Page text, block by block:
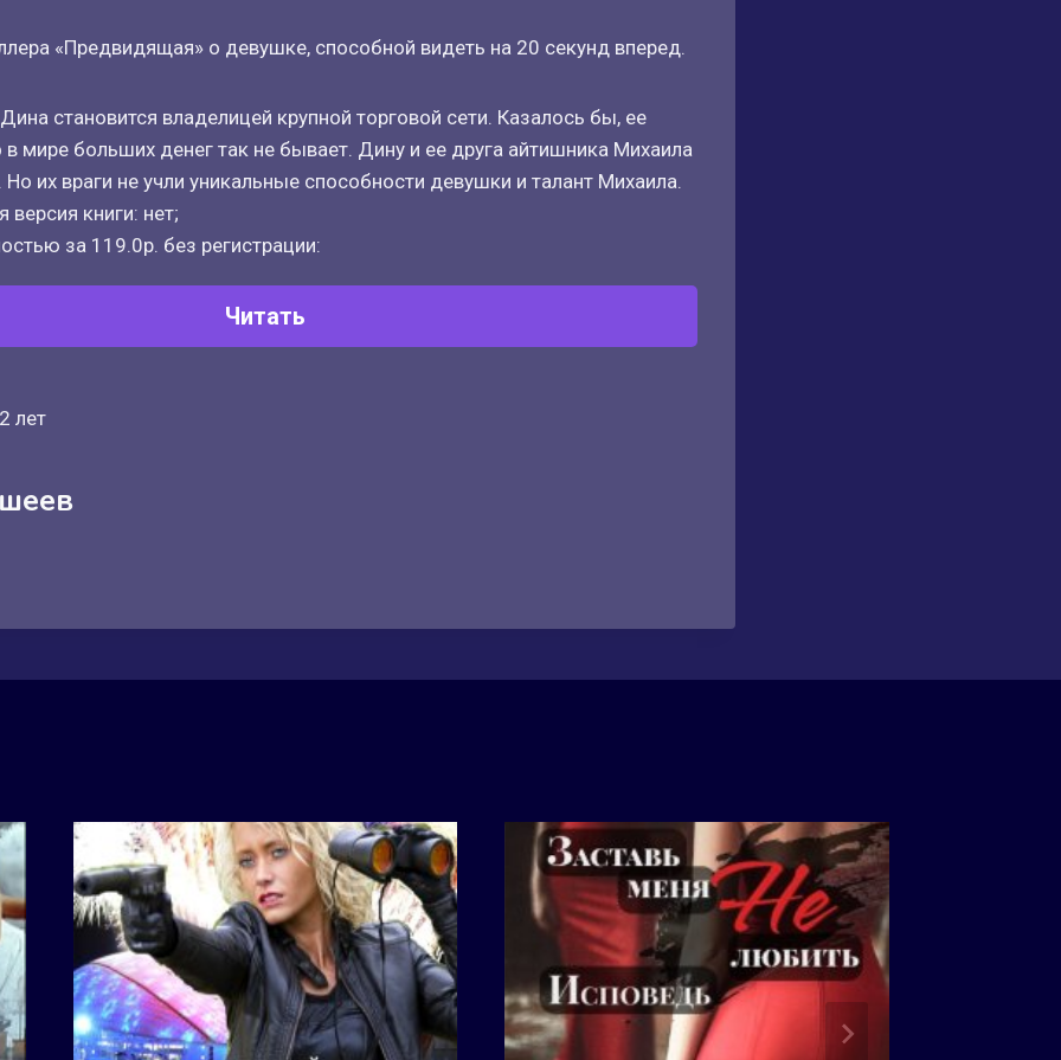
«Предвидящая» о девушке, способной видеть на 20 секунд вперед.
становится владелицей крупной торговой сети. Казалось бы, ее
в мире больших денег так не бывает. Дину и ее друга айтишника Михаила
Но их враги не учли уникальные способности девушки и талант Михаила.
версия книги: нет;
за 119.0р. без регистрации:
Читать
лет